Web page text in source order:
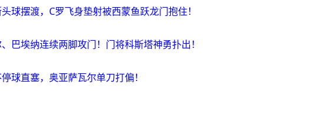
球摆渡，C罗飞身垫射被西蒙鱼跃龙门抱住！
巴埃纳连续两脚攻门！门将科斯塔神勇扑出！
球直塞，奥亚萨瓦尔单刀打偏！